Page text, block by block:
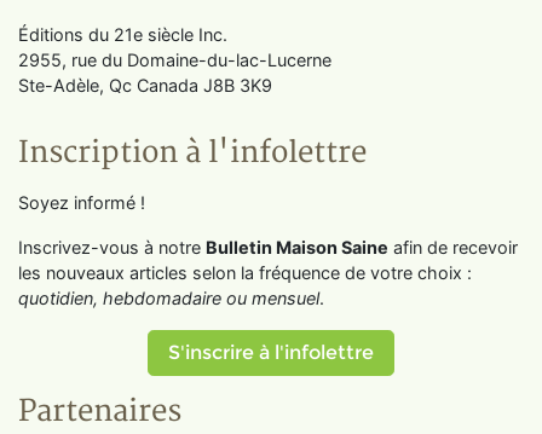
Éditions du 21e siècle Inc.
2955, rue du Domaine-du-lac-Lucerne
Ste-Adèle, Qc Canada J8B 3K9
Inscription à l'infolettre
Soyez informé !
Inscrivez-vous à notre Bulletin Maison Saine afin de recevoir
les nouveaux articles selon la fréquence de votre choix :
quotidien, hebdomadaire ou mensuel.
S'inscrire à l'infolettre
Partenaires